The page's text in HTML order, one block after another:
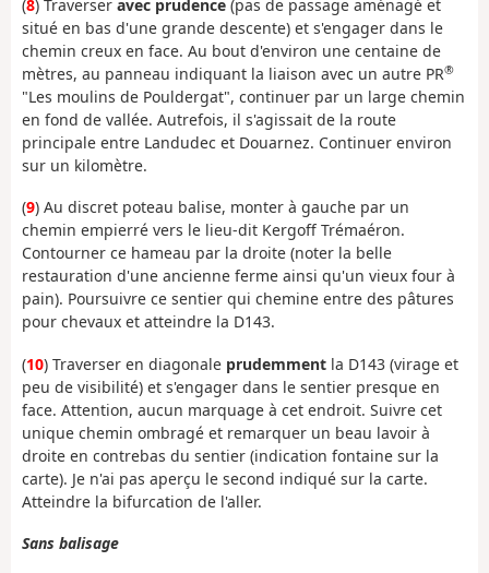
(8) Traverser avec prudence (pas de passage aménagé et
situé en bas d'une grande descente) et s'engager dans le
chemin creux en face. Au bout d'environ une centaine de
mètres, au panneau indiquant la liaison avec un autre PR®
"Les moulins de Pouldergat", continuer par un large chemin
en fond de vallée. Autrefois, il s'agissait de la route
principale entre Landudec et Douarnez. Continuer environ
sur un kilomètre.
(9) Au discret poteau balise, monter à gauche par un
chemin empierré vers le lieu-dit Kergoff Trémaéron.
Contourner ce hameau par la droite (noter la belle
restauration d'une ancienne ferme ainsi qu'un vieux four à
pain). Poursuivre ce sentier qui chemine entre des pâtures
pour chevaux et atteindre la D143.
(10) Traverser en diagonale prudemment la D143 (virage et
peu de visibilité) et s'engager dans le sentier presque en
face. Attention, aucun marquage à cet endroit. Suivre cet
unique chemin ombragé et remarquer un beau lavoir à
droite en contrebas du sentier (indication fontaine sur la
carte). Je n'ai pas aperçu le second indiqué sur la carte.
Atteindre la bifurcation de l'aller.
Sans balisage